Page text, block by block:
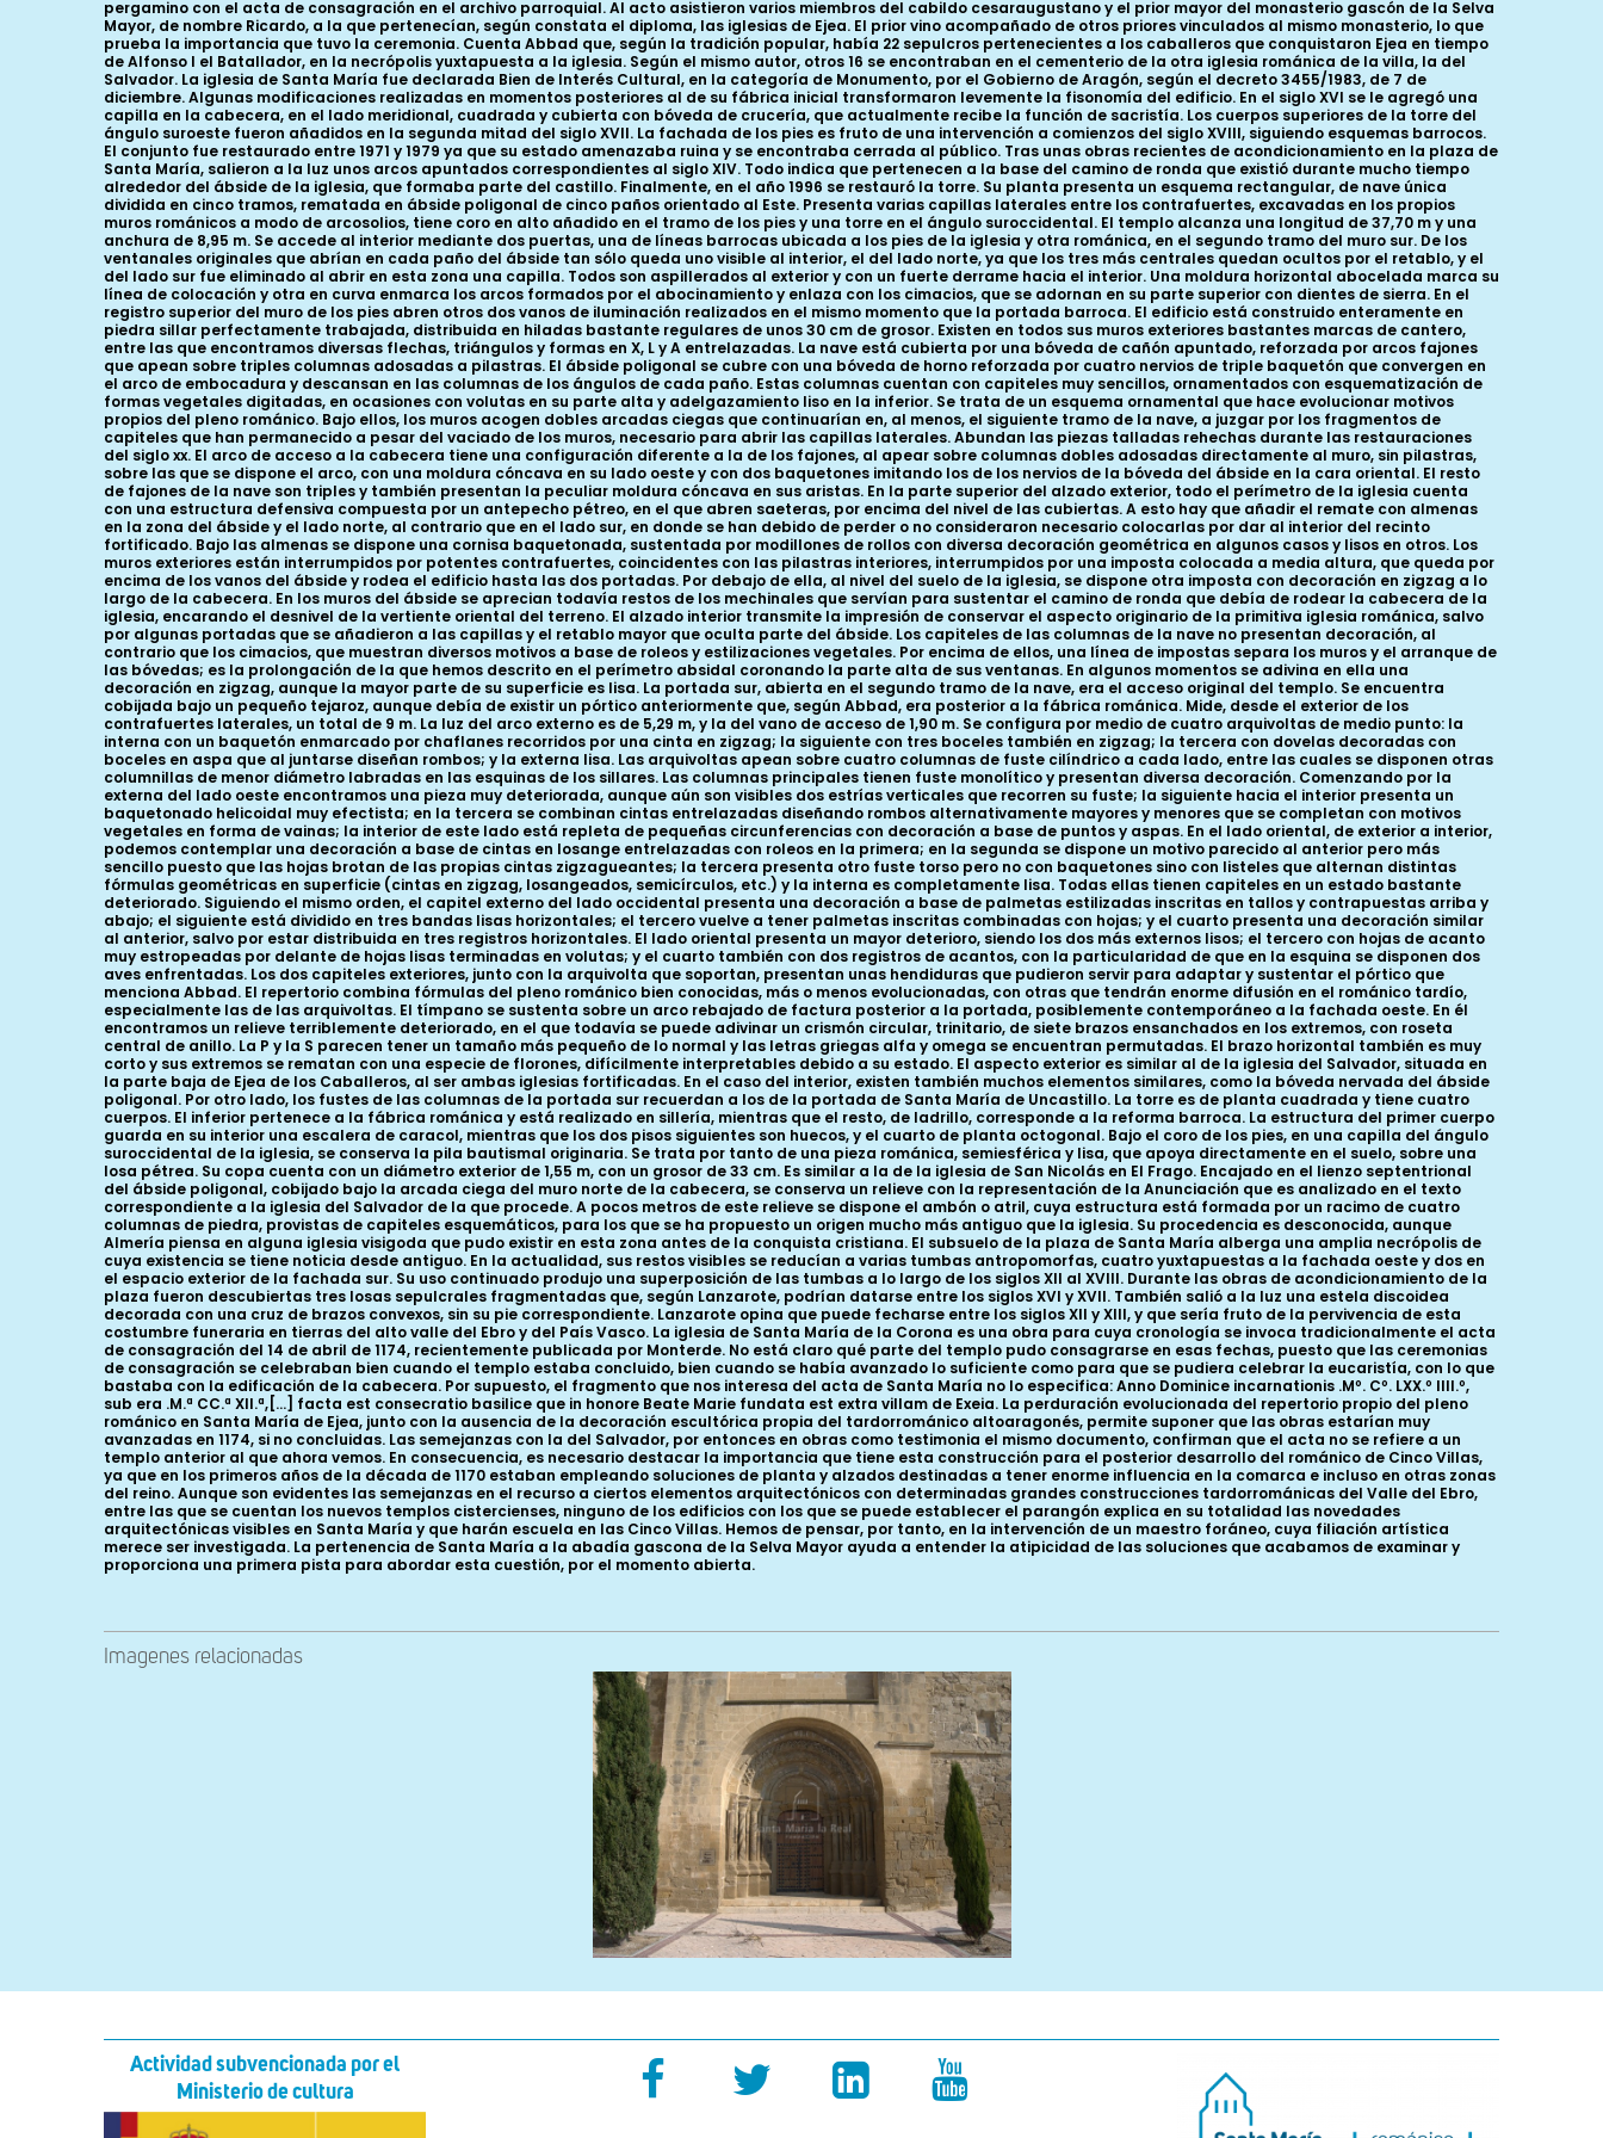
Imagenes relacionadas
Actividad subvencionada por el
Ministerio de cultura